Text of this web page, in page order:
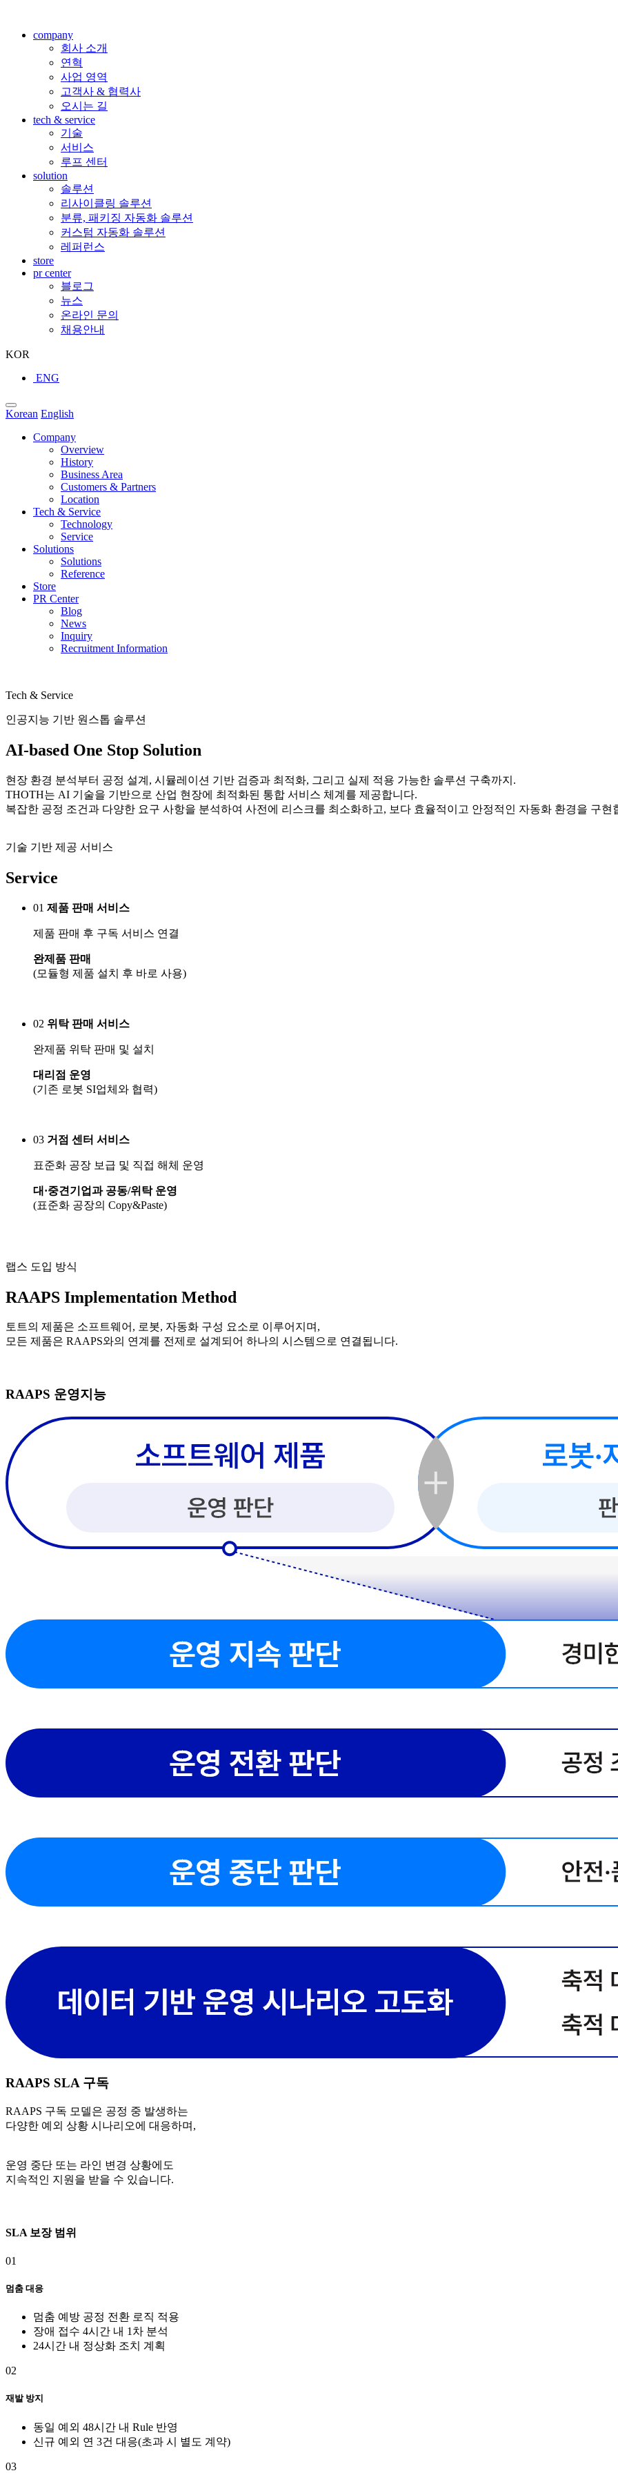
company
회사 소개
연혁
사업 영역
고객사 & 협력사
오시는 길
tech & service
기술
서비스
루프 센터
solution
솔루션
리사이클링 솔루션
분류, 패키징 자동화 솔루션
커스텀 자동화 솔루션
레퍼런스
store
pr center
블로그
뉴스
온라인 문의
채용안내
KOR
ENG
Korean English
Company
Overview
History
Business Area
Customers & Partners
Location
Tech & Service
Technology
Service
Solutions
Solutions
Reference
Store
PR Center
Blog
News
Inquiry
Recruitment Information
Tech & Service
인공지능 기반 원스톱 솔루션
AI-based One Stop Solution
현장 환경 분석부터 공정 설계, 시뮬레이션 기반 검증과 최적화, 그리고 실제 적용 가능한 솔루션 구축까지.
THOTH는 AI 기술을 기반으로 산업 현장에 최적화된 통합 서비스 체계를 제공합니다.
복잡한 공정 조건과 다양한 요구 사항을 분석하여 사전에 리스크를 최소화하고, 보다 효율적이고 안정적인 자동화 환경을 구현
기술 기반 제공 서비스
Service
01 제품 판매 서비스
제품 판매 후 구독 서비스 연결
완제품 판매
(모듈형 제품 설치 후 바로 사용)
02 위탁 판매 서비스
완제품 위탁 판매 및 설치
대리점 운영
(기존 로봇 SI업체와 협력)
03 거점 센터 서비스
표준화 공장 보급 및 직접 해체 운영
대·중견기업과 공동/위탁 운영
(표준화 공장의 Copy&Paste)
랩스 도입 방식
RAAPS Implementation Method
토트의 제품은 소프트웨어, 로봇, 자동화 구성 요소로 이루어지며,
모든 제품은 RAAPS와의 연계를 전제로 설계되어 하나의 시스템으로 연결됩니다.
RAAPS 운영지능
RAAPS SLA 구독
RAAPS 구독 모델은 공정 중 발생하는
다양한 예외 상황 시나리오에 대응하며,
운영 중단 또는 라인 변경 상황에도
지속적인 지원을 받을 수 있습니다.
SLA 보장 범위
01
멈춤 대응
멈춤 예방 공정 전환 로직 적용
장애 접수 4시간 내 1차 분석
24시간 내 정상화 조치 계획
02
재발 방지
동일 예외 48시간 내 Rule 반영
신규 예외 연 3건 대응(초과 시 별도 계약)
03